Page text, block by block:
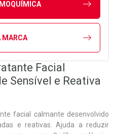
MARCA
Facial
Sensível e Reativa
facial calmante desenvolvido
e reativas. Ajuda a reduzir